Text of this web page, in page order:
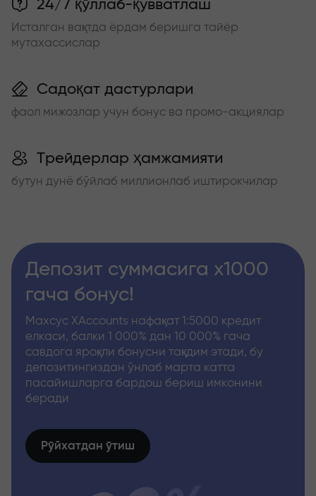
24/7 қўллаб-қувватлаш
Исталган вақтда ёрдам беришга тайёр
мутахассислар
Садоқат дастурлари
фаол мижозлар учун бонус ва промо-акциялар
Трейдерлар ҳамжамияти
бутун дунё бўйлаб миллионлаб иштирокчилар
Депозит суммасига x1000
гача бонус!
Махсус XAccounts нафақат 1:5000 кредит
елкаси, балки 1 000% дан 10 000% гача
савдога яроқли бонусни тақдим этади, бу
депозитингиздан ўнлаб марта катта
пасайишларга бардош бериш имконини
беради
Рўйхатдан ўтиш